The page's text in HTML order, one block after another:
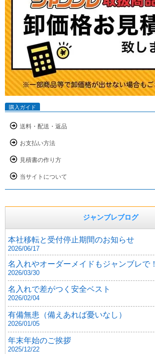
購入ガイド
送料・配送・返品
お支払い方法
見積書の作り方
当サイトについて
ジャンブレブログ
本社移転と受付停止期間のお知らせ
2026/06/17
名入れやオーダーメイドもジャンブレで！
2026/03/30
名入れで差がつく安全ベスト
2026/02/04
有備無患（備えあれば憂いなし）
2026/01/05
年末年始のご挨拶
2025/12/22